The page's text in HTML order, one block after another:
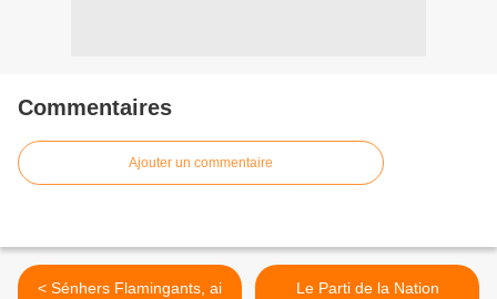
Commentaires
Ajouter un commentaire
< Sénhers Flamingants, ai
Le Parti de la Nation